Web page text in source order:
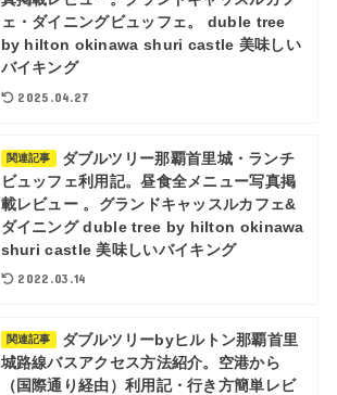
ェ・ダイニングビュッフェ。 duble tree
by hilton okinawa shuri castle 美味しい
バイキング
2025.04.27
関連記事
ダブルツリー那覇首里城・ランチ
ビュッフェ利用記。昼食全メニュー写真掲
載レビュー 。グランドキャッスルカフェ&
ダイニング duble tree by hilton okinawa
shuri castle 美味しいバイキング
2022.03.14
関連記事
ダブルツリーbyヒルトン那覇首里
城路線バスアクセス方法紹介。空港から
（国際通り経由）利用記・行き方簡単レビ